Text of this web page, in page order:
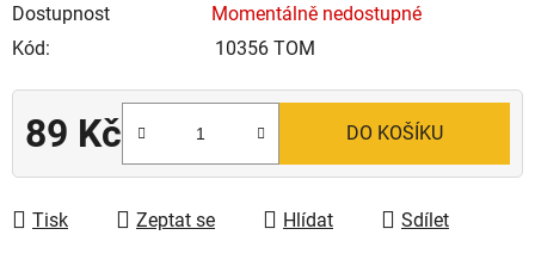
Dostupnost
Momentálně nedostupné
Kód:
10356 TOM
89 Kč
Měrná cena:
DO KOŠÍKU
Tisk Zeptat se Hlídat Sdílet